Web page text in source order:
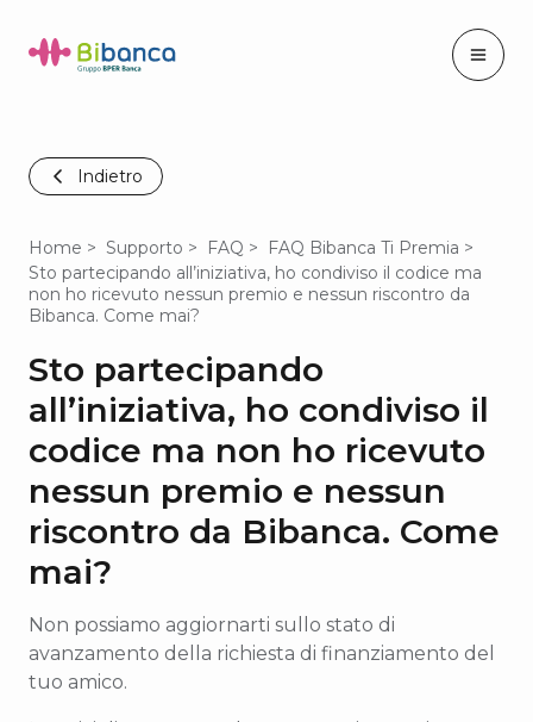
Indietro
Home Supporto FAQ
FAQ Bibanca Ti Premia
Sto partecipando all’iniziativa, ho condiviso il codice ma
non ho ricevuto nessun premio e nessun riscontro da
Bibanca. Come mai?
Sto partecipando
all’iniziativa, ho condiviso il
codice ma non ho ricevuto
nessun premio e nessun
riscontro da Bibanca. Come
mai?
Non possiamo aggiornarti sullo stato di
avanzamento della richiesta di finanziamento del
tuo amico.